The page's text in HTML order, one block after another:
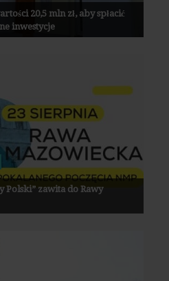
20,5 mln zł, aby spłacić
inwestycje
Polski” zawita do Rawy